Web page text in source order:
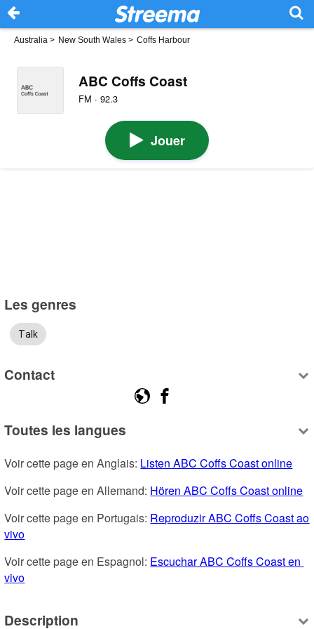
Australia > New South Wales > Coffs Harbour
ABC Coffs Coast
FM · 92.3
Jouer
Les genres
Talk
Contact
Toutes les langues
Voir cette page en Anglais: Listen ABC Coffs Coast online
Voir cette page en Allemand: Hören ABC Coffs Coast online
Voir cette page en Portugais: Reproduzir ABC Coffs Coast ao
vivo
Voir cette page en Espagnol: Escuchar ABC Coffs Coast en
vivo
Description